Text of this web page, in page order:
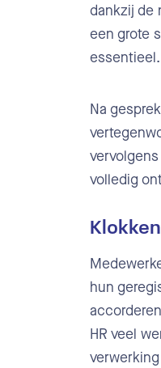
dankzij de
een grote
essentieel.
Na
volledig
hun
HR veel